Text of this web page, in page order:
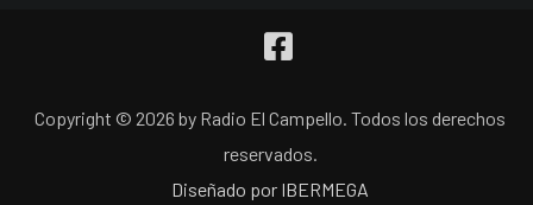
Copyright © 2026 by Radio El Campello. Todos los derechos
reservados.
Diseñado por IBERMEGA